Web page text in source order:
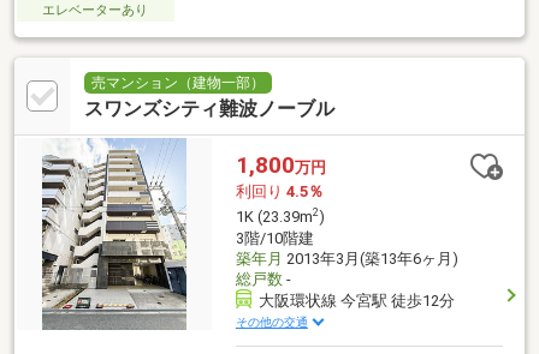
エレベーターあり
売マンション（建物一部）
スワンズシティ難波ノーブル
1,800万円
利回り 4.5％
1K (23.39m2)
3階/10階建
築年月 2013年3月(築13年6ヶ月)
総戸数-
大阪環状線 今宮駅 徒歩12分
その他の交通